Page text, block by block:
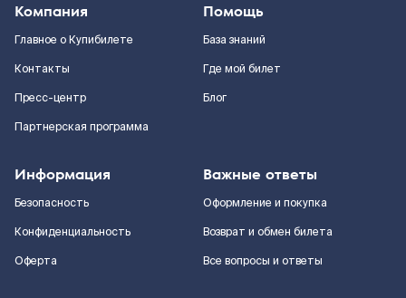
Компания
Главное о Купибилете
Контакты
Пресс-центр
Партнерская программа
Помощь
База знаний
Где мой билет
Блог
Информация
Безопасность
Конфиденциальность
Оферта
Важные ответы
Оформление и покупка
Возврат и обмен билета
Все вопросы и ответы